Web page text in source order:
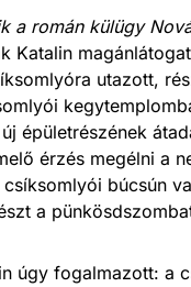
a román külügy
Katalin
utazott,
épületrészének
érzés megélni a
búcsún
a
úgy fogalmazott: a